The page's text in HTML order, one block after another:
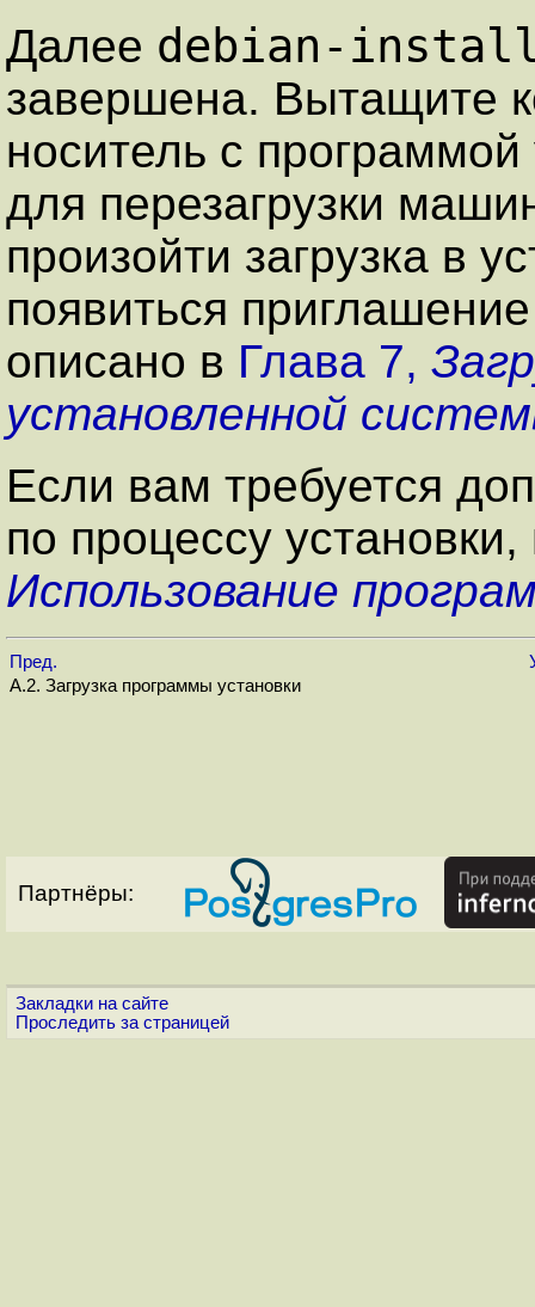
Далее debian-
завершена. Вытащите
носитель с
для перезагрузки
произойти загрузка в
появиться
описано в Глава 7,
установленной
Если вам требуется
по процессу
Использование
Пред.
A.2. Загрузка программы установки
Партнёры:
Закладки на сайте
Проследить за страницей